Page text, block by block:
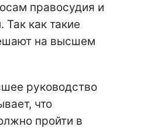
правосудия и
Так как такие
на высшем
руководство
что
пройти в